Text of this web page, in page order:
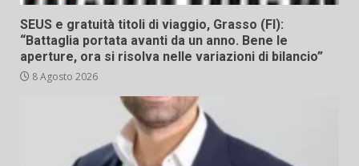
SEUS e gratuità titoli di viaggio, Grasso (FI):
“Battaglia portata avanti da un anno. Bene le
aperture, ora si risolva nelle variazioni di bilancio”
8 Agosto 2026